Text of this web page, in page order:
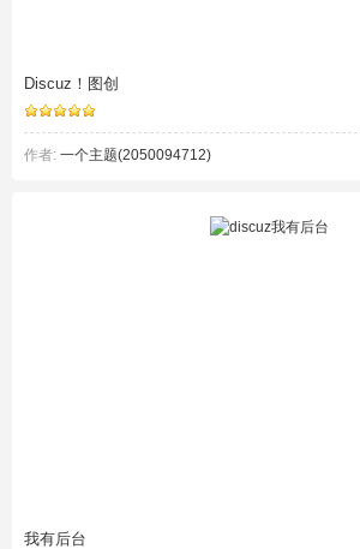
Discuz！图创
作者: 一个主题(2050094712)
我有后台